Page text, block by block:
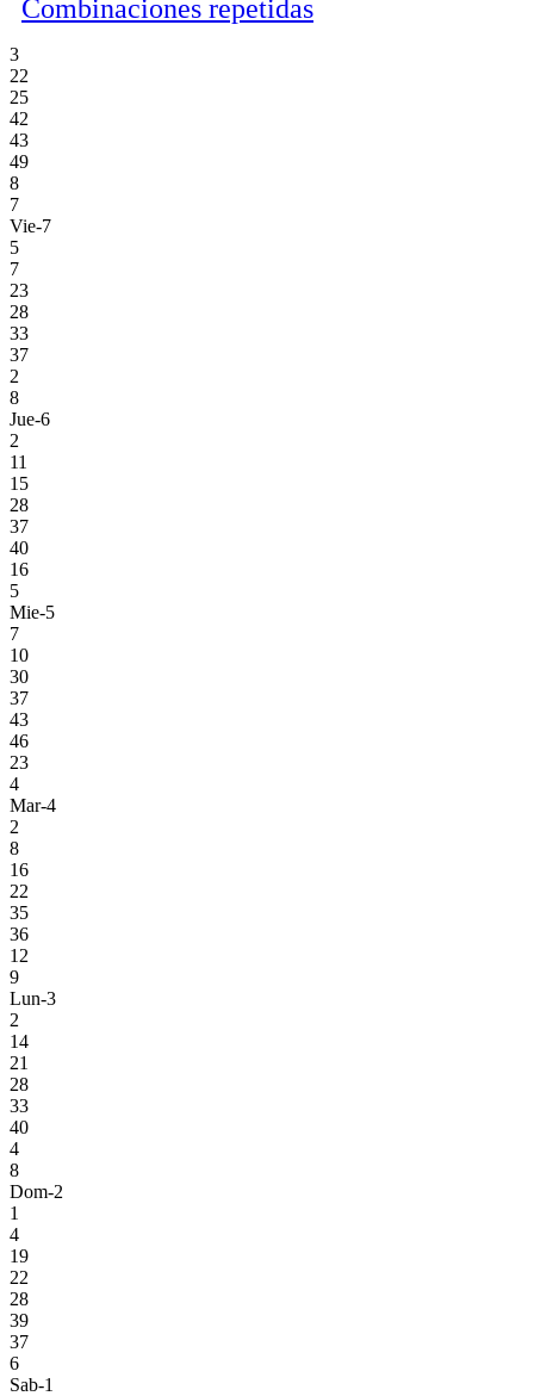
Combinaciones repetidas
3
22
25
42
43
49
8
7
Vie-7
5
7
23
28
33
37
2
8
Jue-6
2
11
15
28
37
40
16
5
Mie-5
7
10
30
37
43
46
23
4
Mar-4
2
8
16
22
35
36
12
9
Lun-3
2
14
21
28
33
40
4
8
Dom-2
1
4
19
22
28
39
37
6
Sab-1